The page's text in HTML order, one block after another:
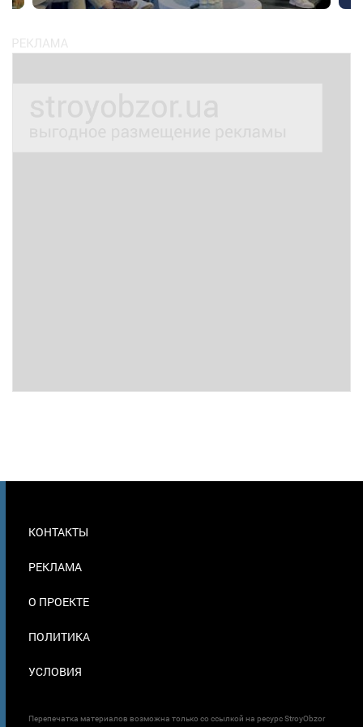
В
КОНТАКТЫ
РЕКЛАМА
О ПРОЕКТЕ
ПОЛИТИКА
УСЛОВИЯ
Перепечатка материалов возможна только со ссылкой на ресурс StroyObzor